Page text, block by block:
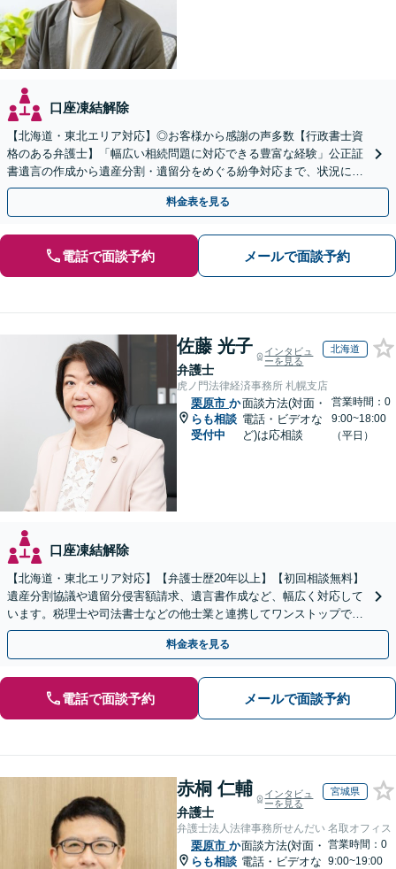
口座凍結解除
【北海道・東北エリア対応】◎お客様から感謝の声多数【行政書士資
格のある弁護士】「幅広い相続問題に対応できる豊富な経験」公正証
書遺言の作成から遺産分割・遺留分をめぐる紛争対応まで、状況に応
じた最適な方法をご提案します【夜間相談可】
料金表を見る
電話で面談予約 メールで面談予約
佐藤 光子
弁護士
インタビュ
ーを見る
北海道
虎ノ門法律経済事務所 札幌支店
栗原市 か
らも相談
受付中
面談方法(対面・
電話・ビデオな
ど)は応相談
営業時間：0
9:00~18:00
（平日）
口座凍結解除
【北海道・東北エリア対応】【弁護士歴20年以上】【初回相談無料】
遺産分割協議や遺留分侵害額請求、遺言書作成など、幅広く対応して
います。税理士や司法書士などの他士業と連携してワンストップでの
解決が可能です。ぜひご相談ください。
料金表を見る
電話で面談予約 メールで面談予約
赤桐 仁輔
弁護士
インタビュ
ーを見る
宮城県
弁護士法人法律事務所せんだい 名取オフィス
栗原市 か
らも相談
面談方法(対面・
電話・ビデオな
営業時間：0
9:00~19:00